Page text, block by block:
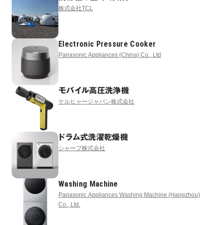
株式会社TCL
Electronic Pressure Cooker
Panasonic Appliances (China) Co., Ltd
モバイル高圧洗浄機
ケルヒャージャパン株式会社
ドラム式洗濯乾燥機
シャープ株式会社
Washing Machine
Panasonic Appliances Washing Machine (Hangzhou)
Co., Ltd.